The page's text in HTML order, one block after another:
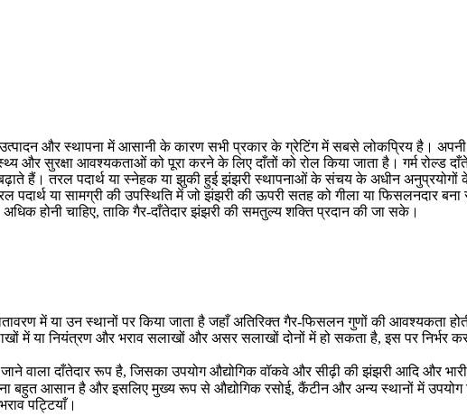
और स्थापना में आसानी के कारण सभी प्रकार के ग्रेटिंग में सबसे लोकप्रिय है।
और सुरक्षा आवश्यकताओं को पूरा करने के लिए दाँतों को रोल किया जाता है। गर्म रोल्ड
बढ़ाते हैं। तरल पदार्थ या स्नेहक या झुकी हुई झंझरी स्थापनाओं के संचय के अधीन
या सामग्री की उपस्थिति में जो झंझरी की ऊपरी सतह को गीला या फिसलनदार
अधिक होनी चाहिए, ताकि गैर-दाँतेदार झंझरी की समतुल्य शक्ति प्रदान की जा सके।
में या उन स्थानों पर किया जाता है जहाँ अतिरिक्त गैर-फिसलन गुणों की आवश्यकता
में या नियंत्रण और भराव सलाखों और असर सलाखों दोनों में हो सकता है, इस पर निर्भर
वाला दाँतेदार रूप है, जिसका उपयोग औद्योगिक वॉकवे और सीढ़ी की झंझरी आदि और
बहुत आसान है और इसलिए मुख्य रूप से औद्योगिक रसोई, कैंटीन और अन्य स्थानों में
पट्टियाँ।